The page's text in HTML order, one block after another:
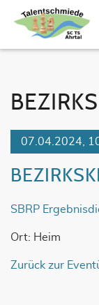
07.04.2024,
SBRP
Ort: Heim
Zurück zur